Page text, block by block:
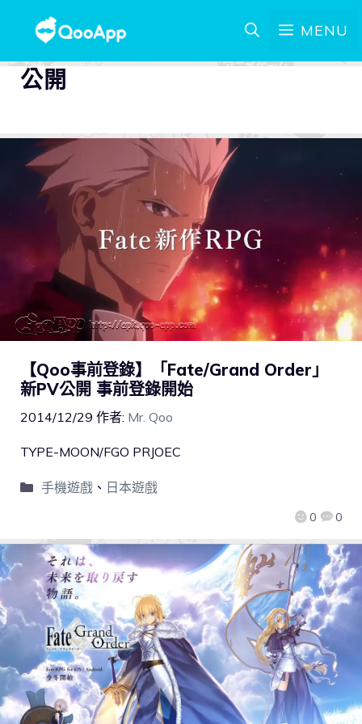
MENU
公開
【Qoo事前登錄】「Fate/Grand Order」
新PV公開 事前登錄開始
2014/12/29 作者: Mr. Qoo
0 0
TYPE-MOON/FGO PRJOEC
手機遊戲、 日本遊戲